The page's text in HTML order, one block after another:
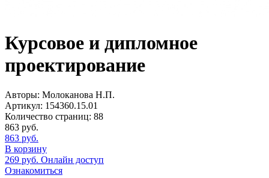
Курсовое и дипломное
проектирование
Авторы: Молоканова Н.П.
Артикул: 154360.15.01
Количество страниц: 88
863 руб.
863 руб.
В корзину
269 руб. Онлайн доступ
Ознакомиться